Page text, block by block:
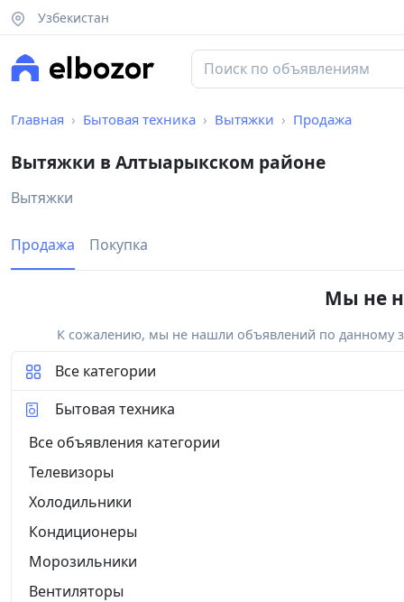
Узбекистан
Главная Бытовая техника Вытяжки Продажа
Вытяжки в Алтыарыкском районе
Вытяжки
Продажа Покупка
Мы не
К сожалению, мы не нашли объявлений по данному
Все категории
Бытовая техника
Все объявления категории
Телевизоры
Холодильники
Кондиционеры
Морозильники
Вентиляторы